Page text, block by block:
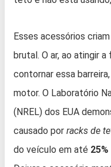
Esses acessórios
brutal. O ar, ao atingir
contornar essa
motor. O Laboratório
(NREL) dos EUA
causado por racks de
do veículo em até 25%